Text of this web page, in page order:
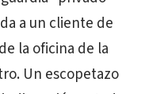
a un cliente de
la oficina de la
Un escopetazo